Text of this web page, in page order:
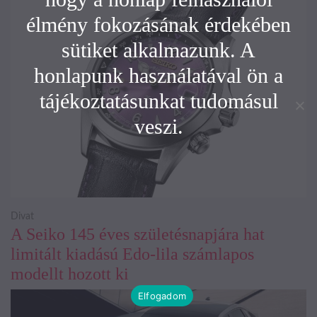
A Seiko 145 éves születésnapjára hat
limitált kiadású Edo-lila számlapos
modellt hozott ki
Divat
élmény fokozásának érdekében
sütiket alkalmazunk. A
honlapunk használatával ön a
tájékoztatásunkat tudomásul
veszi.
Elfogadom